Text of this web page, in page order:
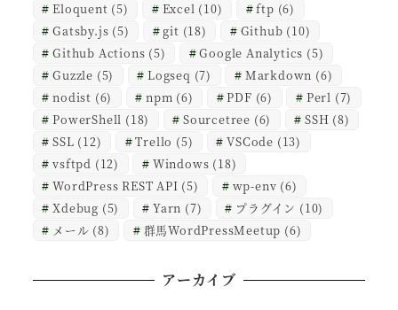
Eloquent (5) Excel (10) ftp (6)
Gatsby.js (5) git (18) Github (10)
Github Actions (5) Google Analytics (5)
Guzzle (5) Logseq (7) Markdown (6)
nodist (6) npm (6) PDF (6) Perl (7)
PowerShell (18) Sourcetree (6) SSH (8)
SSL (12) Trello (5) VSCode (13)
vsftpd (12) Windows (18)
WordPress REST API (5) wp-env (6)
Xdebug (5) Yarn (7) プラグイン (10)
メール (8) 群馬WordPressMeetup (6)
アーカイブ